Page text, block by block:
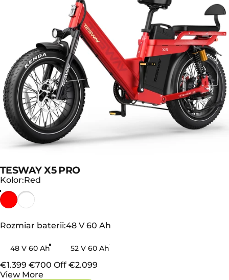
TESWAY X5 PRO
Kolor
Kolor:Red
Rozmiar baterii
Rozmiar baterii:48 V 60 Ah
48 V 60 Ah 52 V 60 Ah
€1.399 €700 Off €2.099
View More